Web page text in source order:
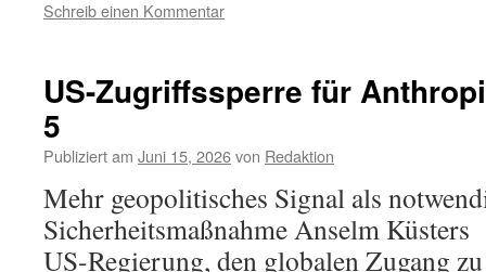
Schreib einen Kommentar
US-Zugriffssperre für
5
Publiziert am Juni 15, 2026von Redaktion
Mehr geopolitisches Signal als
Sicherheitsmaßnahme Anselm
US-Regierung, den globalen Zugang